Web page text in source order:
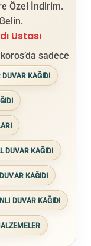
Özel İndirim.
Ustası
sadece
DUVAR KAĞIDI
DUVAR KAĞIDI
KAĞIDI
DUVAR KAĞIDI